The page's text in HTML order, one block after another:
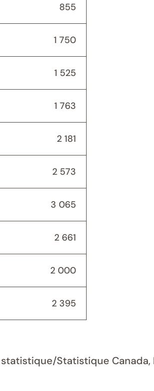
855
1 750
1 525
1 763
2 181
2 573
3 065
2 661
2 000
2 395
Statistique Canada,